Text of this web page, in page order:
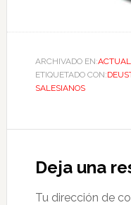
ARCHIVADO EN:ACTUAL
ETIQUETADO CON:
SALESIANOS
Deja una
Tu dirección de